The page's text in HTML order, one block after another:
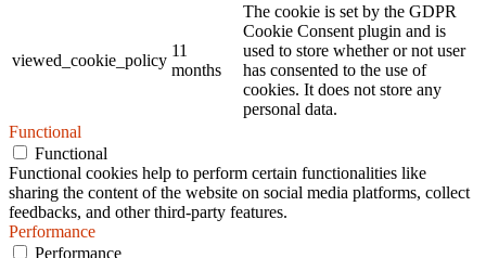
viewed_cookie_policy
11
months
The cookie is set by the GDPR
Cookie Consent plugin and is
used to store whether or not user
has consented to the use of
cookies. It does not store any
personal data.
Functional
Functional
Functional cookies help to perform certain functionalities like
sharing the content of the website on social media platforms, collect
feedbacks, and other third-party features.
Performance
Performance